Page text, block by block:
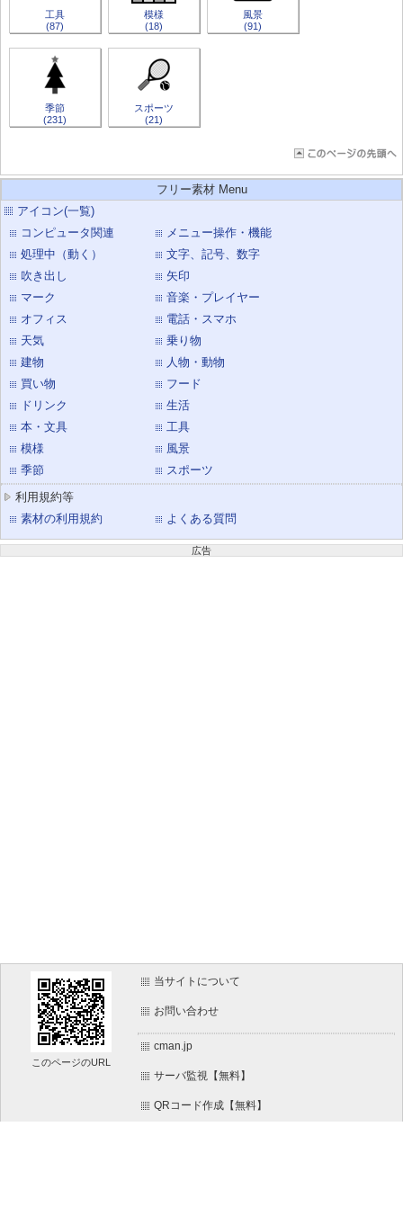
工具
(87)
模様
(18)
風景
(91)
季節
(231)
スポーツ
(21)
フリー素材 Menu
アイコン(一覧)
コンピュータ関連
メニュー操作・機能
処理中（動く）
文字、記号、数字
吹き出し
矢印
マーク
音楽・プレイヤー
オフィス
電話・スマホ
天気
乗り物
建物
人物・動物
買い物
フード
ドリンク
生活
本・文具
工具
模様
風景
季節
スポーツ
利用規約等
素材の利用規約
よくある質問
広告
このページのURL
当サイトについて
お問い合わせ
cman.jp
サーバ監視【無料】
QRコード作成【無料】